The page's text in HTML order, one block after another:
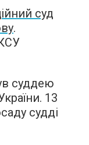
суд
.
суддею
13
судді